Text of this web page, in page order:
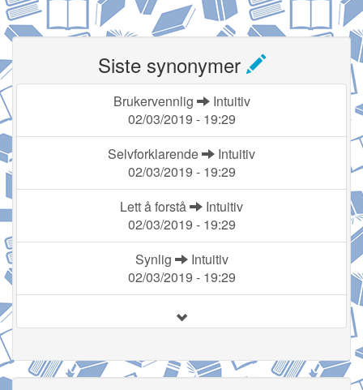
Siste synonymer
Brukervennlig
Intuitiv
02/03/2019 - 19:29
Selvforklarende
Intuitiv
02/03/2019 - 19:29
Lett å forstå
Intuitiv
02/03/2019 - 19:29
Synlig
Intuitiv
02/03/2019 - 19:29